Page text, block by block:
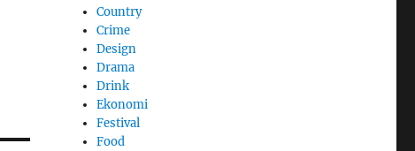
Country
Crime
Design
Drama
Drink
Ekonomi
Festival
Food